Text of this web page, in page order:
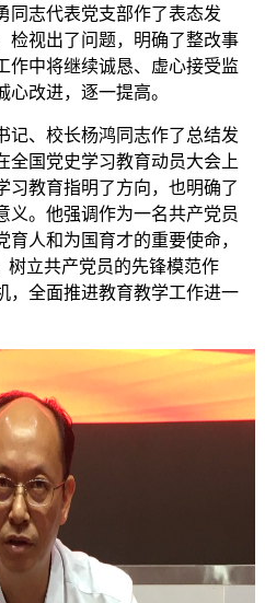
同志代表党支部作了表态发
检视出了问题，明确了整改事
作中将继续诚恳、虚心接受监
改进，逐一提高。
记、校长杨鸿同志作了总结发
全国党史学习教育动员大会上
习教育指明了方向，也明确了
义。他强调作为一名共产党员
人和为国育才的重要使命，
树立共产党员的先锋模范作
，全面推进教育教学工作进一